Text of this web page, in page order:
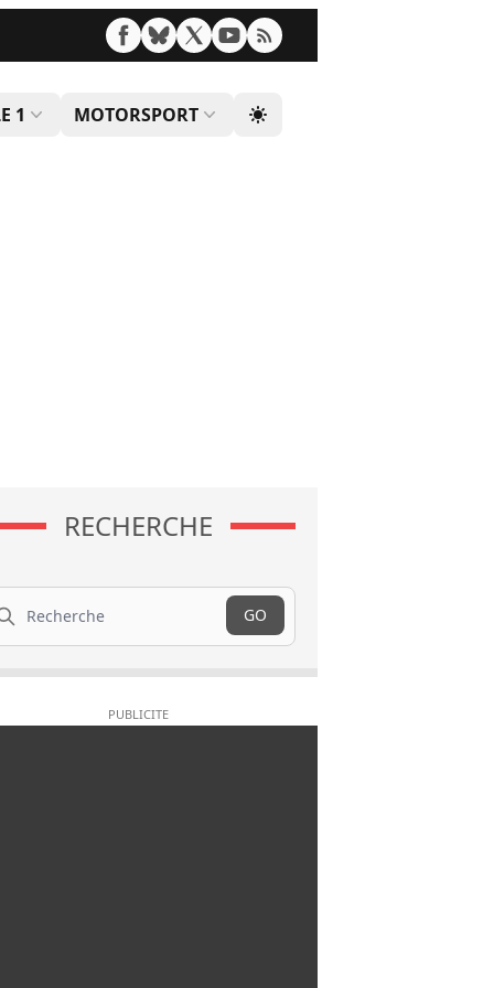
1 MOTORSPORT
RECHERCHE
GO